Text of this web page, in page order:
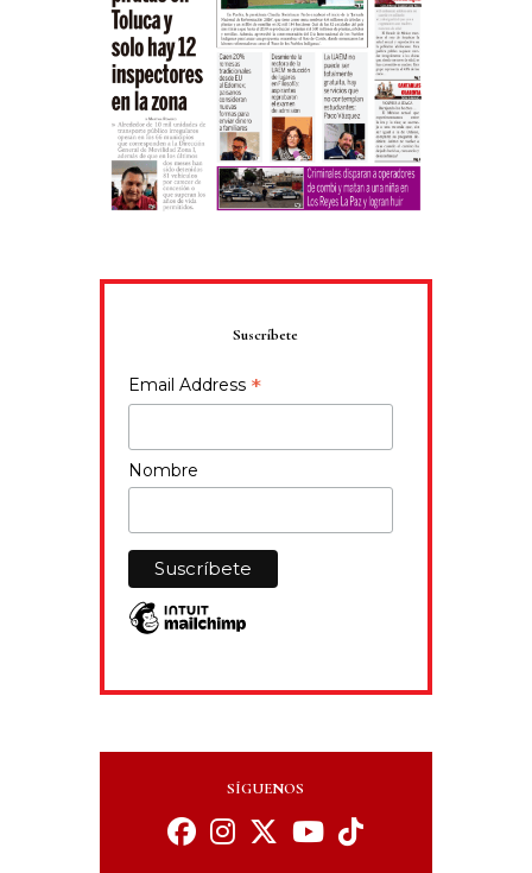
Suscríbete
Email Address *
Nombre
SÍGUENOS